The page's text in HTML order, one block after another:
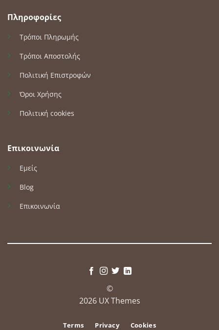
Πληροφορίες
Τρόποι Πληρωμής
Τρόποι Αποστολής
Πολιτική Επιστροφών
Όροι Χρήσης
Πολιτική cookies
Επικοινωνία
Εμείς
Blog
Επικοινωνία
©
2026 UX Themes
Terms Privacy Cookies